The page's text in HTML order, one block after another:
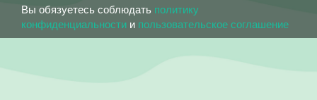
Вы обязуетесь соблюдать политику
конфиденциальности и пользовательское соглашение